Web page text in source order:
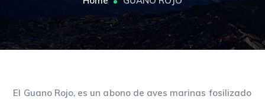
El Guano Rojo, es un abono de aves marinas fosilizado